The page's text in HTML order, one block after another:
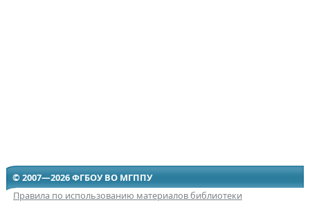
© 2007—2026 ФГБОУ ВО МГППУ
Правила по использованию материалов библиотеки